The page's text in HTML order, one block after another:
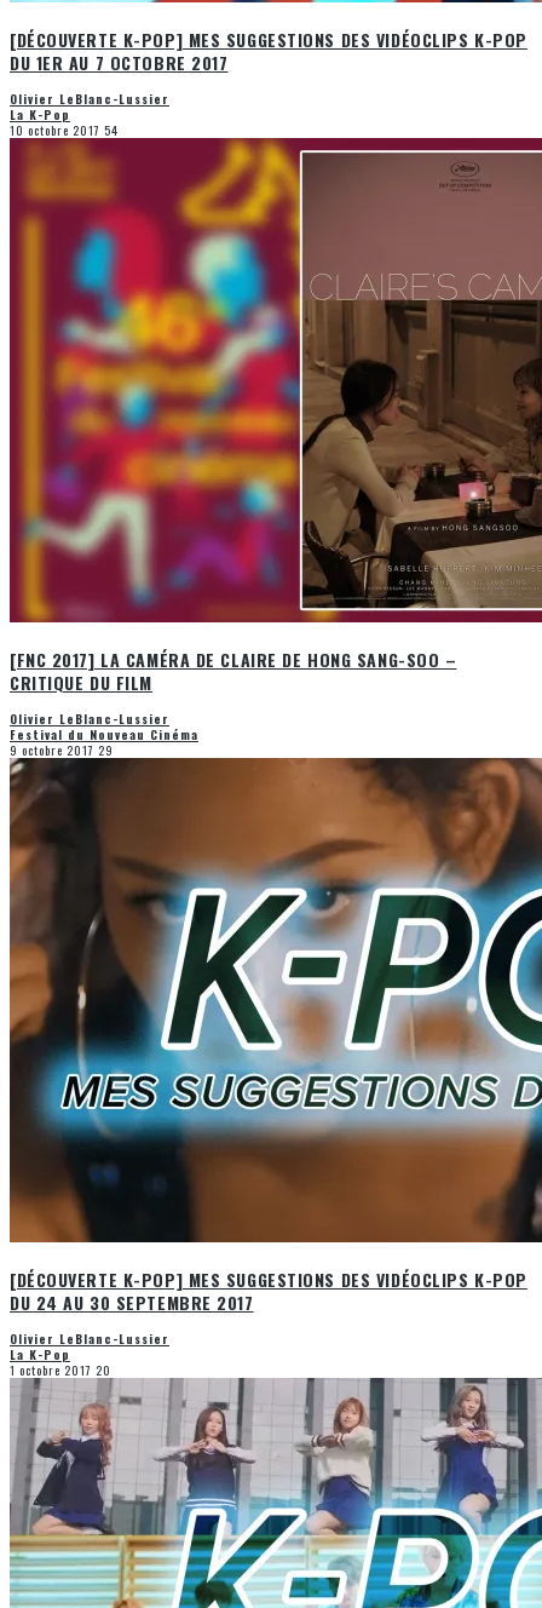
[DÉCOUVERTE K-POP] MES SUGGESTIONS DES VIDÉOCLIPS K-POP
DU 1ER AU 7 OCTOBRE 2017
Olivier LeBlanc-Lussier
La K-Pop
10 octobre 2017 54
[FNC 2017] LA CAMÉRA DE CLAIRE DE HONG SANG-SOO –
CRITIQUE DU FILM
Olivier LeBlanc-Lussier
Festival du Nouveau Cinéma
9 octobre 2017 29
[DÉCOUVERTE K-POP] MES SUGGESTIONS DES VIDÉOCLIPS K-POP
DU 24 AU 30 SEPTEMBRE 2017
Olivier LeBlanc-Lussier
La K-Pop
1 octobre 2017 20